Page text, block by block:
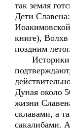
так земля
Дети
книге),
поздним
Историки
Дуная около
жизни
склавами, а
сакалибами.